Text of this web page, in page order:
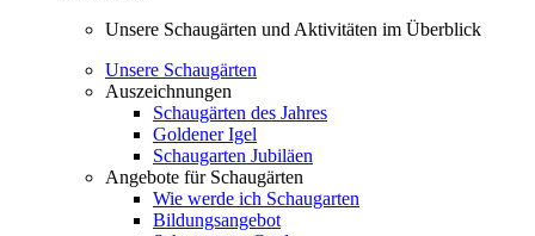
Unsere Schaugärten und Aktivitäten im Überblick
Unsere Schaugärten
Auszeichnungen
Schaugärten des Jahres
Goldener Igel
Schaugarten Jubiläen
Angebote für Schaugärten
Wie werde ich Schaugarten
Bildungsangebot